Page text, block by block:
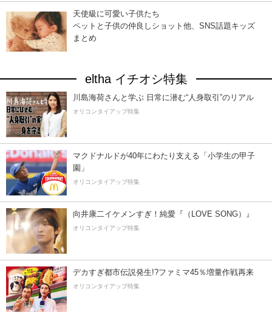
天使級に可愛い子供たち
ペットと子供の仲良しショット他、SNS話題キッズ
まとめ
eltha イチオシ特集
川島海荷さんと学ぶ 日常に潜む“人身取引”のリアル
オリコンタイアップ特集
マクドナルドが40年にわたり支える「小学生の甲子
園」
オリコンタイアップ特集
向井康二イケメンすぎ！純愛『（LOVE SONG）』
オリコンタイアップ特集
デカすぎ都市伝説発生!?ファミマ45％増量作戦再来
オリコンタイアップ特集